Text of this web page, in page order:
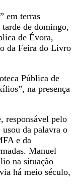
em terras
de domingo,
de Évora,
da Feira do Livro
Pública de
na presença
responsável pelo
da palavra o
e da
Manuel
na situação
há meio século,